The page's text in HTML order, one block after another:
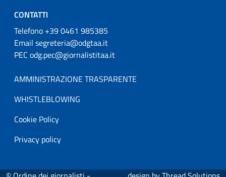
CONTATTI
Telefono +39 0461 985385
Email segreteria@odgtaa.it
PEC odg.pec@giornalistitaa.it
AMMINISTRAZIONE TRASPARENTE
WHISTLEBLOWING
Cookie Policy
Privacy policy